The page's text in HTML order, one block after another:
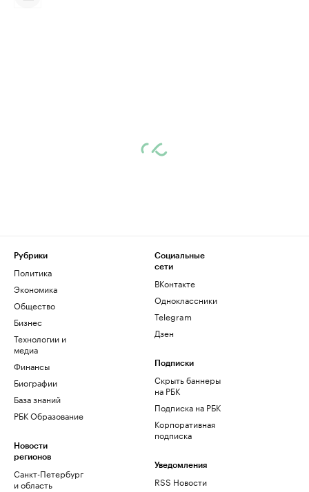
Рубрики
Политика
Экономика
Общество
Бизнес
Технологии и
медиа
Финансы
Биографии
База знаний
РБК Образование
Новости
регионов
Санкт-Петербург
и область
Социальные
сети
ВКонтакте
Одноклассники
Telegram
Дзен
Подписки
Скрыть баннеры
на РБК
Подписка на РБК
Корпоративная
подписка
Уведомления
RSS Новости